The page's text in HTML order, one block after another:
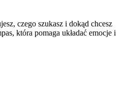
czego szukasz i dokąd chcesz
która pomaga układać emocje i